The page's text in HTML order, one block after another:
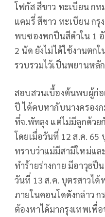
โฟกัส สีขาว ทะเบียน กท
แคมรี่ สีขาว ทะเบียน ก
พบซองพกปืนสีดำใน 1
2 นัด ยังไม่ได้ใช้งานตก
รวบรวมไว้เป็นพยานหลั
สอบสวนเบื้องต้นพบผู้ก่
ปี ได้คบหากับนางครอง
ที่จ.พัทลุง แต่ไม่มีลูกด้ว
โดยเมื่อวันที่ 12 ส.ค.
ทราบว่าแม่มีสามีใหม่แล
ทำร้ายร่างกาย มีอาวุธปื
วันที่ 13 ส.ค. บุตรสาวไ
ภายในคอนโดดังกล่าว ก
ต้องหาได้มากรุงเทพเพื่